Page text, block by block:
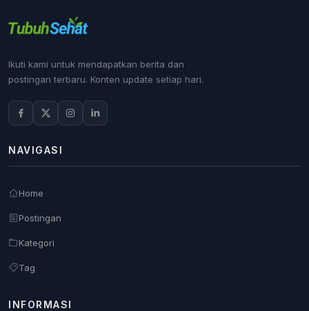
Ikuti kami untuk mendapatkan berita dan
postingan terbaru. Konten update setiap hari.
NAVIGASI
Home
Postingan
Kategori
Tag
INFORMASI